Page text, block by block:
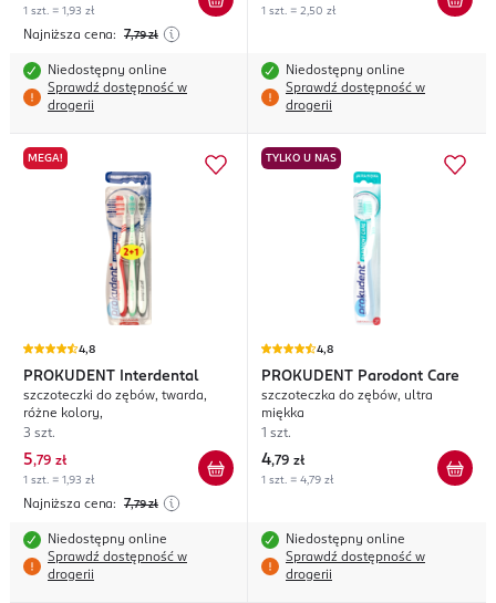
1 szt. = 1,93 zł
Najniższa cena: 7,79 zł
Niedostępny online
Sprawdź dostępność w
drogerii
1 szt. = 2,50 zł
Niedostępny online
Sprawdź dostępność w
drogerii
MEGA!
4,8
PROKUDENT Interdental
szczoteczki do zębów, twarda,
różne kolory,
3 szt.
5,79 zł
1 szt. = 1,93 zł
Najniższa cena: 7,79 zł
Niedostępny online
Sprawdź dostępność w
drogerii
TYLKO U NAS
4,8
PROKUDENT Parodont Care
szczoteczka do zębów, ultra
miękka
1 szt.
4,79 zł
1 szt. = 4,79 zł
Niedostępny online
Sprawdź dostępność w
drogerii